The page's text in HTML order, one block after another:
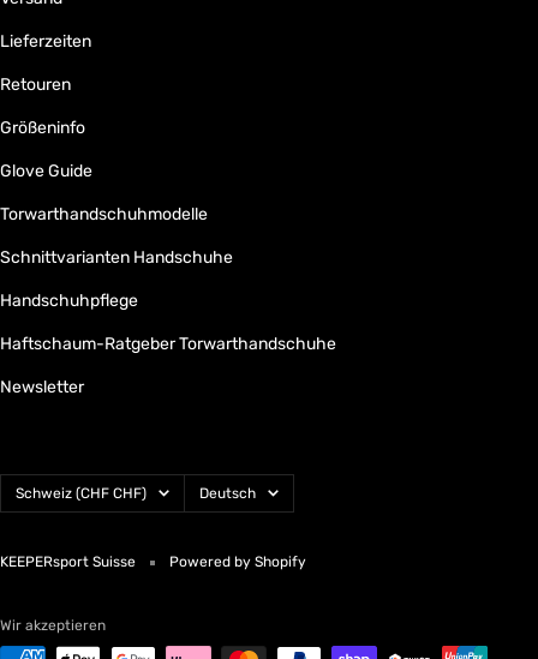
Lieferzeiten
Retouren
Größeninfo
Glove Guide
Torwarthandschuhmodelle
Schnittvarianten Handschuhe
Handschuhpflege
Haftschaum-Ratgeber Torwarthandschuhe
Newsletter
Land/Region
Schweiz (CHF CHF) Sprache
Deutsch
KEEPERsport Suisse Powered by Shopify
Wir akzeptieren